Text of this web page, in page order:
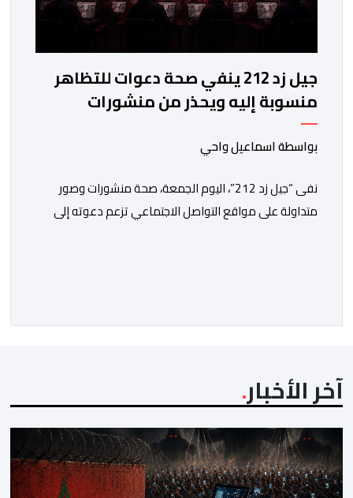
جيل زد 212 ينفي صحة دعوات للتظاهر
منسوبة إليه ويحذر من منشورات
مفبركة
بواسطة اسماعيل واحي
نفى “جيل زد 212”، اليوم الجمعة، صحة منشورات وصور
متداولة على مواقع التواصل الاجتماعي تزعم دعوته إلى
آخر الأخبار